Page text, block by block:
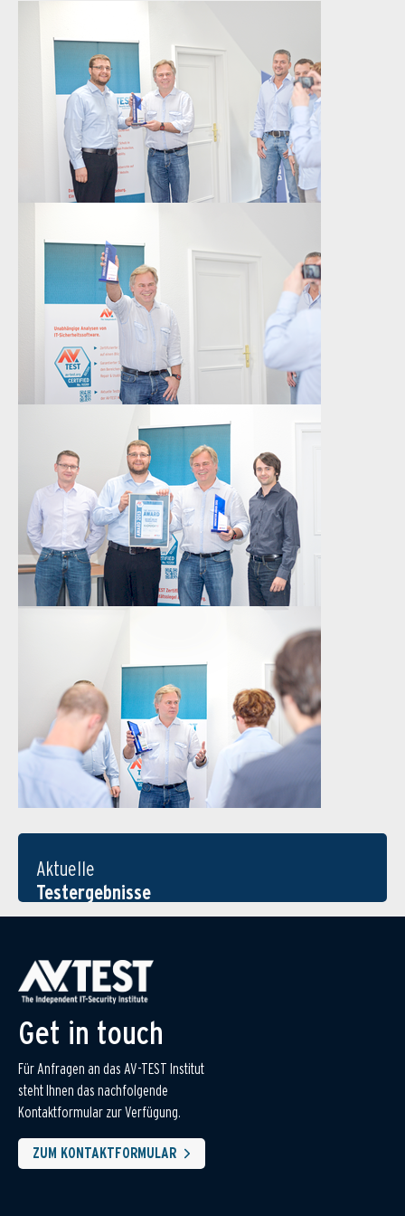
Aktuelle
Testergebnisse
Get in touch
Für Anfragen an das AV-TEST Institut
steht Ihnen das nachfolgende
Kontaktformular zur Verfügung.
ZUM KONTAKTFORMULAR